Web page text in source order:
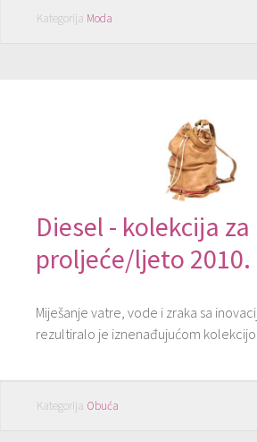
Kategorija Moda
Diesel - kolekcija za
proljeće/ljeto 2010.
Miješanje vatre, vode i zraka sa
rezultiralo je iznenađujućom
Kategorija Obuća